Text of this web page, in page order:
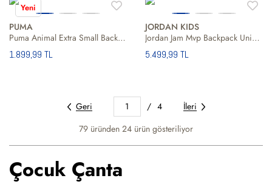
Yeni
PUMA
Puma Animal Extra Small Backpack Unisex Çocuk Sırt Çantası
1.899,99 TL
JORDAN KIDS
Jordan Jam Mvp Backpack Unisex Çocuk Sırt Çantası
5.499,99 TL
Geri 1 / 4
İleri
79 üründen 24 ürün gösteriliyor
Çocuk Çanta